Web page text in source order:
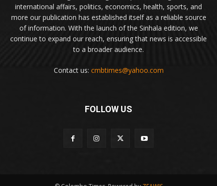
international affairs, politics, economics, health, sports, and
more our publication has established itself as a reliable source
of information. With the launch of the Sinhala edition, we
continue to expand our reach, ensuring that news is accessible
to a broader audience.
Contact us: cmbtimes@yahoo.com
FOLLOW US